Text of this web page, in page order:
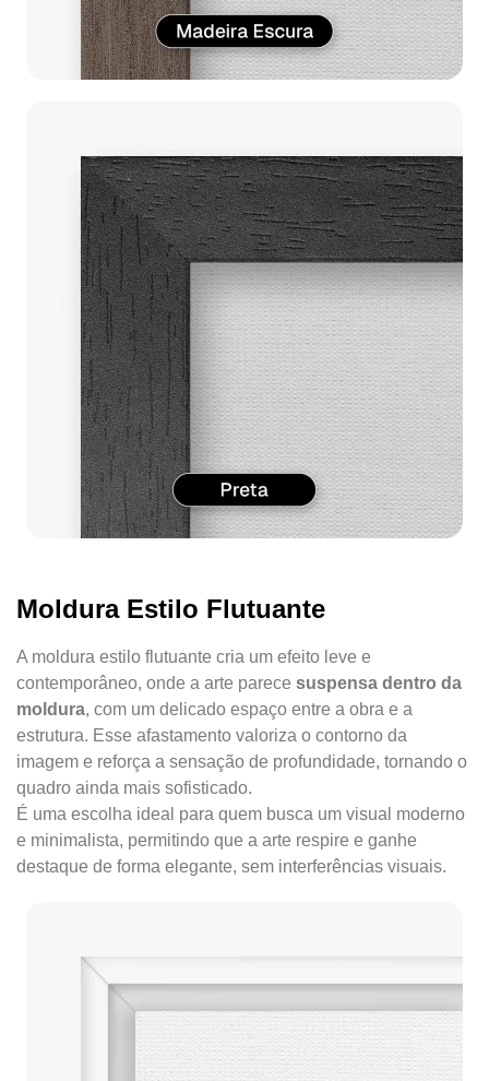
Moldura Estilo Flutuante
A moldura estilo flutuante cria um efeito leve e
contemporâneo, onde a arte parece suspensa dentro da
moldura, com um delicado espaço entre a obra e a
estrutura. Esse afastamento valoriza o contorno da
imagem e reforça a sensação de profundidade, tornando o
quadro ainda mais sofisticado.
É uma escolha ideal para quem busca um visual moderno
e minimalista, permitindo que a arte respire e ganhe
destaque de forma elegante, sem interferências visuais.